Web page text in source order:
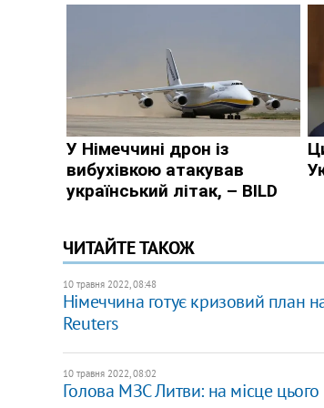
ЧИТАЙТЕ ТАКОЖ
10 травня 2022, 08:48
Німеччина готує кризовий план
Reuters
10 травня 2022, 08:02
Голова МЗС Литви: на місце